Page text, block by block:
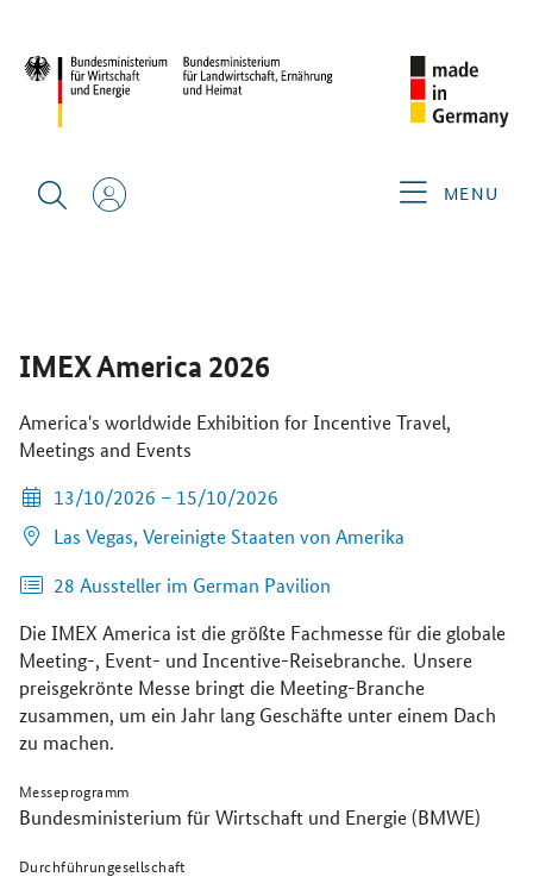
MENU
IMEX America 2026
America's worldwide Exhibition for Incentive Travel,
Meetings and Events
13/10/2026 – 15/10/2026
Las Vegas,Vereinigte Staaten von Amerika
28 Aussteller im German Pavilion
Die IMEX America ist die größte Fachmesse für die globale
Meeting-, Event- und Incentive-Reisebranche. Unsere
preisgekrönte Messe bringt die Meeting-Branche
zusammen, um ein Jahr lang Geschäfte unter einem Dach
zu machen.
Messeprogramm
Bundesministerium für Wirtschaft und Energie (BMWE)
Durchführungesellschaft